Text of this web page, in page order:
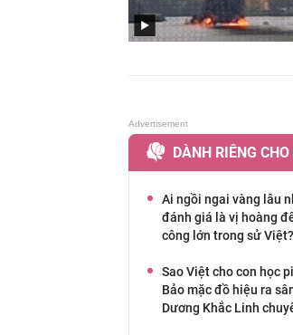
DÀNH RIÊNG
Ai ngồi ngai vàng lâu
đánh giá là vị hoàng
công lớn trong sử Việt?
Sao Việt cho con học
Bảo mặc đồ hiệu ra
Dương Khắc Linh